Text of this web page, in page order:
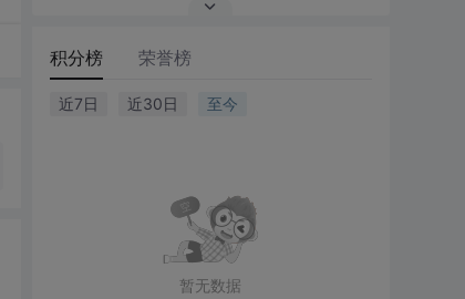
积分榜 荣誉榜
近7日 近30日 至今
暂无数据